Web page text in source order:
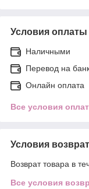
Условия оплаты
Наличными
Перевод на
Онлайн оплата
Все условия
Условия
Возврат товара в
Все условия